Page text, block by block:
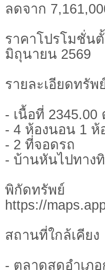
ลดจาก
ราคาโปรโม
มิถุนายน 2569
รายละเอียดทรัพ
- เนื้อที่
- 4 ห้องนอน 1 ห้
- 2 ที่จอดรถ
- บ้านหันไปทาง
พิกั
https://
สถานที่ใกล้เคียง
- ตลาดสดอำเภ